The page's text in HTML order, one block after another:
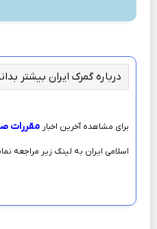
درباره گمرک ایران بیشتر
برای مشاهده آخرین اخبار مقررات
اسلامی ایران به لینک زیر مراجعه